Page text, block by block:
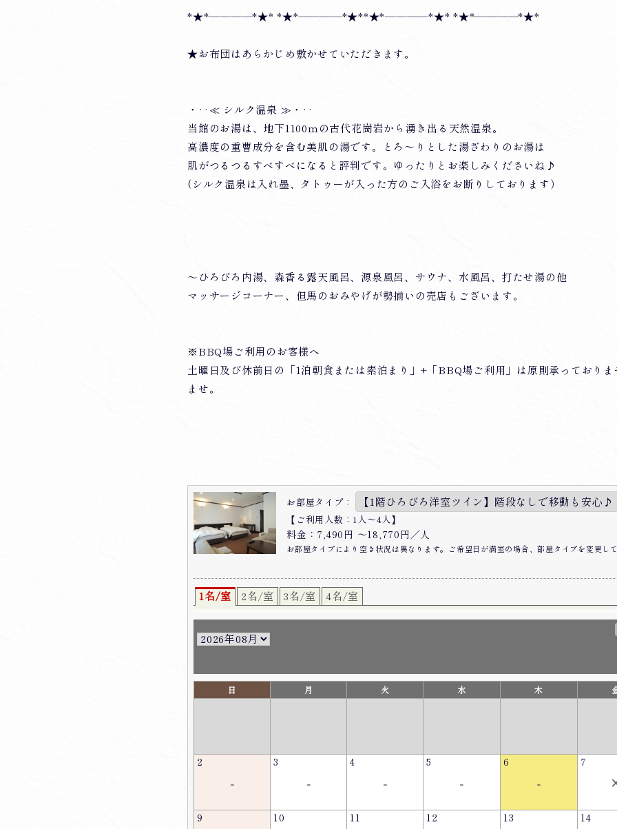
*★*――――*★* *★*――――*★**★*――――*★* *★*――――*★*
★お布団はあらかじめ敷かせていただきます。
・‥≪ シルク温泉 ≫・‥
当館のお湯は、地下1100ｍの古代花崗岩から湧き出る天然温泉。
高濃度の重曹成分を含む美肌の湯です。とろ～りとした湯ざわりのお湯は
肌がつるつるすべすべになると評判です。ゆったりとお楽しみくださいね♪
(シルク温泉は入れ墨、タトゥーが入った方のご入浴をお断りしております）
～ひろびろ内湯、森香る露天風呂、源泉風呂、サウナ、水風呂、打たせ湯の他
マッサージコーナー、但馬のおみやげが勢揃いの売店もございます。
※BBQ場ご利用のお客様へ
土曜日及び休前日の「1泊朝食または素泊まり」+「BBQ場ご利用」は原則承っており
ませ。
お部屋タイプ：
【ご利用人数：1人〜4人】
料金：7,490円 〜18,770円／人
お部屋タイプにより空き状況は異なります。ご希望日が満室の場合、部屋タイプを変更し
1名/室 2名/室 3名/室 4名/室
日 月 火 水 木
2
-
3
-
4
-
5
-
6
-
7
9 10 11 12 13 14